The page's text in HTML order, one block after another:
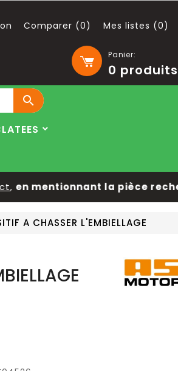
Panier:
0 produits
Comparer (0) Mes listes (0)

en mentionnant la pièce
A CHASSER L'EMBIELLAGE